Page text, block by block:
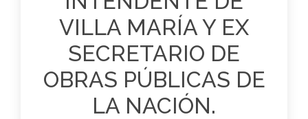
VILLA MARÍA Y EX
SECRETARIO DE
OBRAS PÚBLICAS DE
LA NACIÓN.